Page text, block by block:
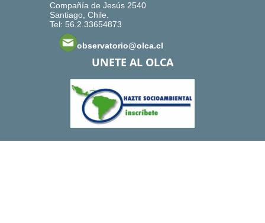
Compañía de Jesús 2540
Santiago, Chile.
Tel: 56.2.33654873
observatorio@olca.cl
UNETE AL OLCA